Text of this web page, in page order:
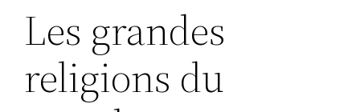
Les grandes
religions du